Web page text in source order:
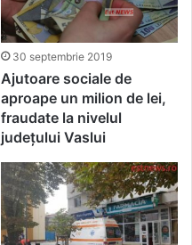
30 septembrie 2019
Ajutoare sociale de
aproape un milion de lei,
fraudate la nivelul
județului Vaslui